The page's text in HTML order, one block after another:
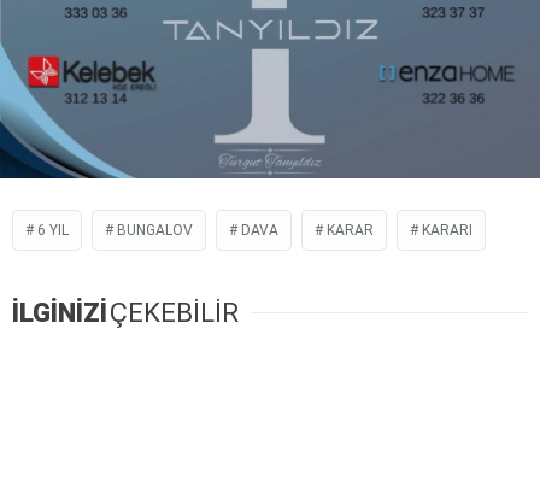
6 YIL BUNGALOV DAVA KARAR KARARI
İLGİNİZİ ÇEKEBİLİR